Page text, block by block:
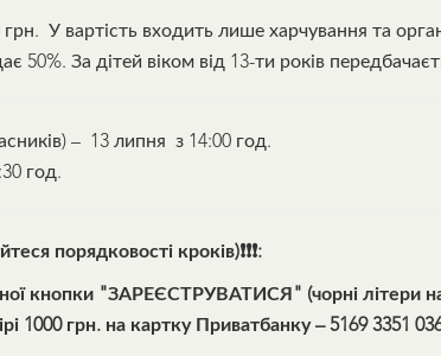
У вартість входить лише харчування та
50%. За дітей віком від 13-ти років
– 13 липня з 14:00 год.
год.
порядковості кроків)❗❗❗:
кнопки "ЗАРЕЄСТРУВАТИСЯ" (чорні літери
1000 грн. на картку Приватбанку – 5169 3351